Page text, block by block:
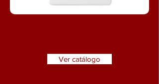
Ver catálogo